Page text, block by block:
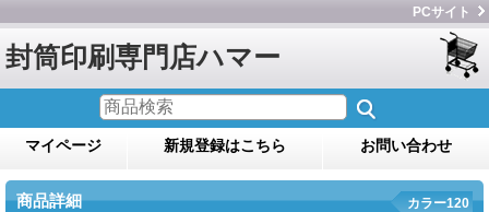
PCサイト
封筒印刷専門店ハマー
マイページ 新規登録はこちら お問い合わせ
商品詳細 カラー120